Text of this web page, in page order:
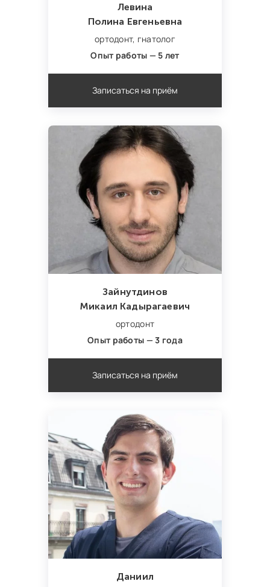
Левина
Полина Евгеньевна
ортодонт, гнатолог
Опыт работы — 5 лет
Записаться на приём
Зайнутдинов
Микаил Кадырагаевич
ортодонт
Опыт работы — 3 года
Записаться на приём
Даниил